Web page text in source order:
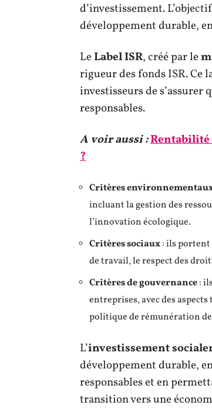
d’investissement.
développement durable,
LeLabel ISR, créé par le
rigueur des fonds ISR. Ce
investisseurs de
responsables.
A voir aussi :Rentabilité
?
Critères
incluant la gestion des
l’innovation écologique.
Critères sociaux: ils portent
de travail, le respect des
Critères de gouvernance:
entreprises, avec des
politique de rémunération
L’investissement
développement durable,
responsables et en
transition vers une